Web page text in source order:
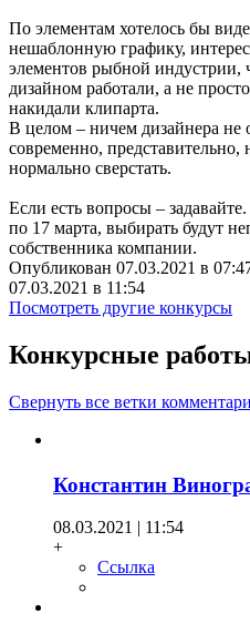
По элементам хотелось бы
нешаблонную графику,
элементов рыбной индустрии,
дизайном работали, а не
накидали клипарта.
В целом – ничем дизайнера не
современно,
нормально сверстать.
Если есть вопросы –
по 17 марта, выбирать будут
собственника компании.
Опубликован 07.03.2021 в
07.03.2021 в 11:54
Посмотреть другие конкурсы
Конкурсные
Свернуть все ветки
Константин
08.03.2021 | 11:54
+
Ссылка